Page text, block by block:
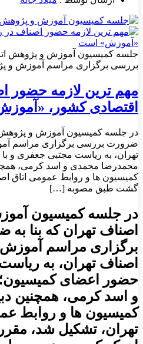
جلسه کمیسیون آموزش و پژوهش
بررسی برگزاری مراسم آموزش و
مهم ترین لازمه حضور
اقتصادی کشور،
در جلسه کمیسیون آموزش و پژوهش
ضرورت بررسی برگزاری مراسم
تهران، به ریاست مجتبی جعفری و
محمدرضا محمدی و اسد کرمی،
کمیسیون ها و روابط عمومی اتاق
گشت طبق مصوبه […]
در جلسه کمیسیون
اصناف تهران که بنا
برگزاری مراسم
اصناف تهران، به
حضور اعضای
و اسد کرمی، همچنین
کمیسیون ها و روابط
تهران، تشکیل شد،